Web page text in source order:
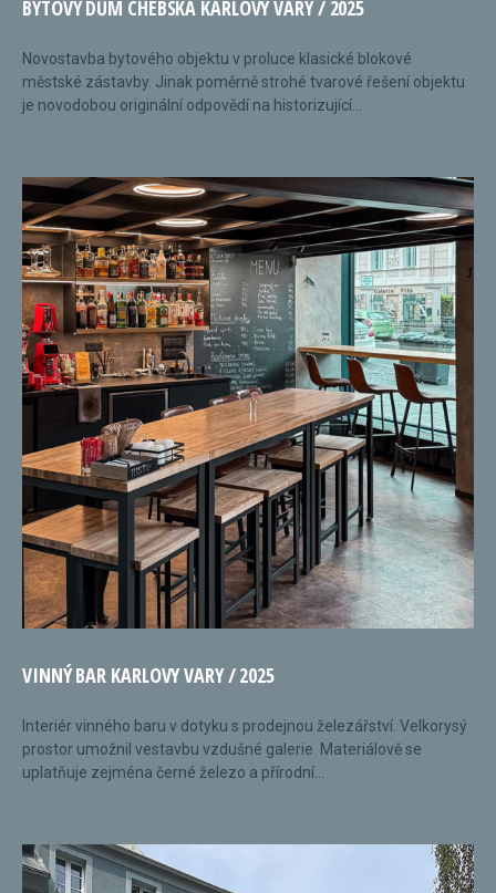
BYTOVÝ DŮM CHEBSKÁ KARLOVY VARY / 2025
Novostavba bytového objektu v proluce klasické blokové
městské zástavby. Jinak poměrně strohé tvarové řešení objektu
je novodobou originální odpovědí na historizující...
VINNÝ BAR KARLOVY VARY / 2025
Interiér vinného baru v dotyku s prodejnou železářství. Velkorysý
prostor umožnil vestavbu vzdušné galerie. Materiálově se
uplatňuje zejména černé železo a přírodní...